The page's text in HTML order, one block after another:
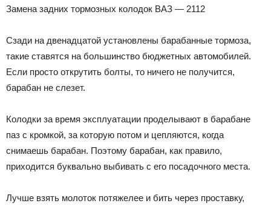
Замена задних тормозных колодок ВАЗ — 2112
Сзади на двенадцатой установлены барабанные тормоза,
такие ставятся на большинство бюджетных автомобилей.
Если просто открутить болты, то ничего не получится,
барабан не слезет.
Колодки за время эксплуатации проделывают в барабане
паз с кромкой, за которую потом и цепляются, когда
снимаешь барабан. Поэтому барабан, как правило,
приходится буквально выбивать с его посадочного места.
Лучше взять молоток потяжелее и бить через проставку,